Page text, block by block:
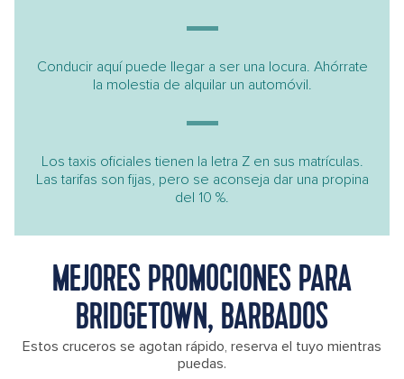
Conducir aquí puede llegar a ser una locura. Ahórrate
la molestia de alquilar un automóvil.
Los taxis oficiales tienen la letra Z en sus matrículas.
Las tarifas son fijas, pero se aconseja dar una propina
del 10 %.
MEJORES PROMOCIONES PARA
BRIDGETOWN, BARBADOS
Estos cruceros se agotan rápido, reserva el tuyo mientras
puedas.